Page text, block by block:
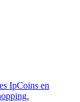
IpCoins en